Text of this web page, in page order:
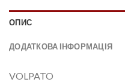
ОПИС
ДОДАТКОВА ІНФОРМАЦІЯ
VOLPATO